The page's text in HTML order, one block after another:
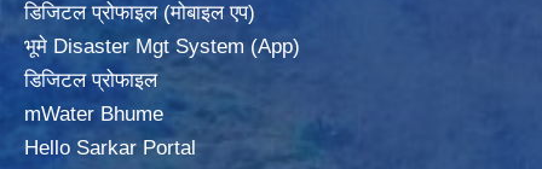
डिजिटल प्रोफाइल (मोबाइल एप)
भूमे Disaster Mgt System (App)
डिजिटल प्रोफाइल
mWater Bhume
Hello Sarkar Portal